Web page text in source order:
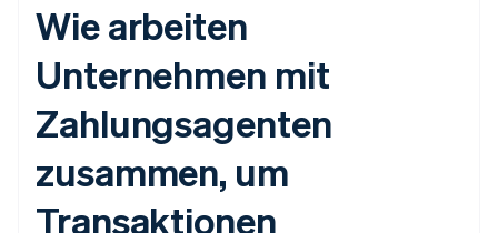
Wie arbeiten
Unternehmen mit
Zahlungsagenten
zusammen, um
Transaktionen